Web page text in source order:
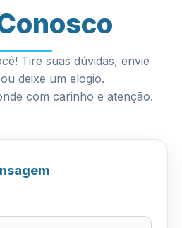
Tire suas dúvidas, envie
deixe um elogio.
com carinho e atenção.